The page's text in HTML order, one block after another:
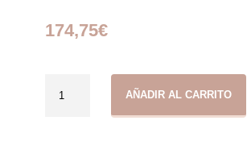
174,75€
sostenible
AÑADIR AL CARRITO